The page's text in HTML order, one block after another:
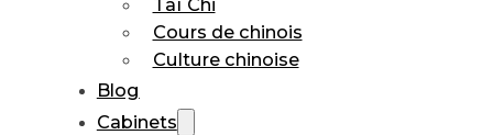
Taï Chi
Cours de chinois
Culture chinoise
Blog
Cabinets